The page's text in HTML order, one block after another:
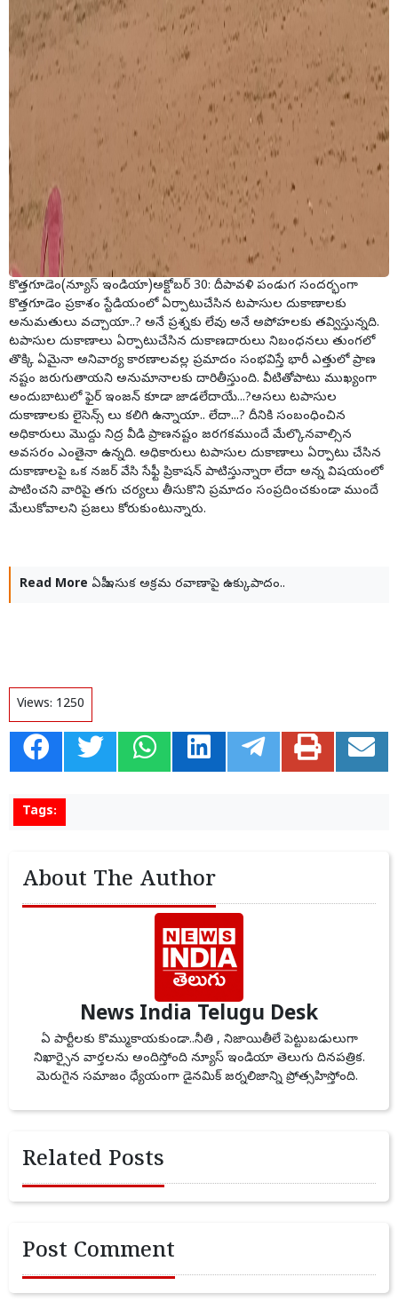
కొత్తగూడెం(న్యూస్ ఇండియా)అక్టోబర్ 30: దీపావళి పండుగ సందర్భంగా
కొత్తగూడెం ప్రకాశం స్టేడియంలో ఏర్పాటుచేసిన టపాసుల దుకాణాలకు
అనుమతులు వచ్చాయా..? అనే ప్రశ్నకు లేవు అనే అపోహలకు తవ్విస్తున్నది.
టపాసుల దుకాణాలు ఏర్పాటుచేసిన దుకాణదారులు నిబంధనలు తుంగలో
తొక్కి ఏమైనా అనివార్య కారణాలవల్ల ప్రమాదం సంభవిస్తే భారీ ఎత్తులో ప్రాణ
నష్టం జరుగుతాయని అనుమానాలకు దారితీస్తుంది. వీటితోపాటు ముఖ్యంగా
అందుబాటులో ఫైర్ ఇంజన్ కూడా జాడలేదాయే...?అసలు టపాసుల
దుకాణాలకు లైసెన్స్ లు కలిగి ఉన్నాయా.. లేదా...? దీనికి సంబంధించిన
అధికారులు మొద్దు నిద్ర వీడి ప్రాణనష్టం జరగకముందే మేల్కొనవాల్సిన
అవసరం ఎంతైనా ఉన్నది. అధికారులు టపాసుల దుకాణాలు ఏర్పాటు చేసిన
దుకాణాలపై ఒక నజర్ వేసి సేఫ్టీ ప్రికాషన్ పాటిస్తున్నారా లేదా అన్న విషయంలో
పాటించని వారిపై తగు చర్యలు తీసుకొని ప్రమాదం సంప్రదించకుండా ముందే
మేలుకోవాలని ప్రజలు కోరుకుంటున్నారు.
Read More ఏపీ ఇసుక అక్రమ రవాణాపై ఉక్కుపాదం..
Views: 1250
Tags:
About The Author
News India Telugu Desk
ఏ పార్టీలకు కొమ్ముకాయకుండా..నీతి , నిజాయితీలే పెట్టుబడులుగా
నిఖార్సైన వార్తలను అందిస్తోంది న్యూస్ ఇండియా తెలుగు దినపత్రిక.
మెరుగైన సమాజం ధ్యేయంగా డైనమిక్ జర్నలిజాన్ని ప్రోత్సహిస్తోంది.
Related Posts
Post Comment